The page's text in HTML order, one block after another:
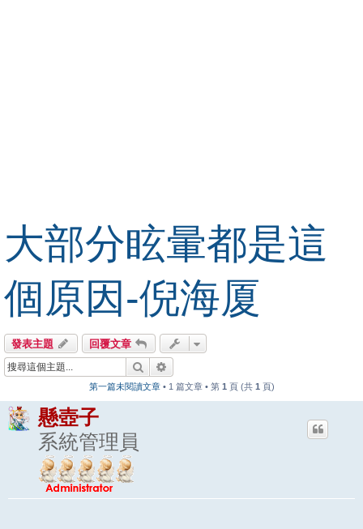
大部分眩暈都是這
個原因-倪海厦
發表主題
回覆文章
搜尋
第一篇未閱讀文章• 1 篇文章 • 第 1 頁 (共 1 頁)
懸壺子
系統管理員